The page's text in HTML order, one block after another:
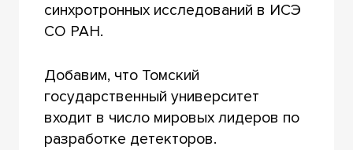
синхротронных исследований в ИСЭ
СО РАН.
Добавим, что Томский
государственный университет
входит в число мировых лидеров по
разработке детекторов.